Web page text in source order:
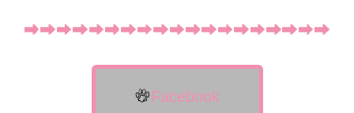
Facebook